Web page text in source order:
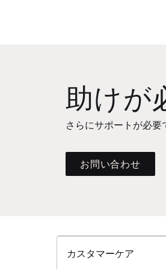
助けが
さらにサポートが必要
お問い合わせ
カスタマーケア